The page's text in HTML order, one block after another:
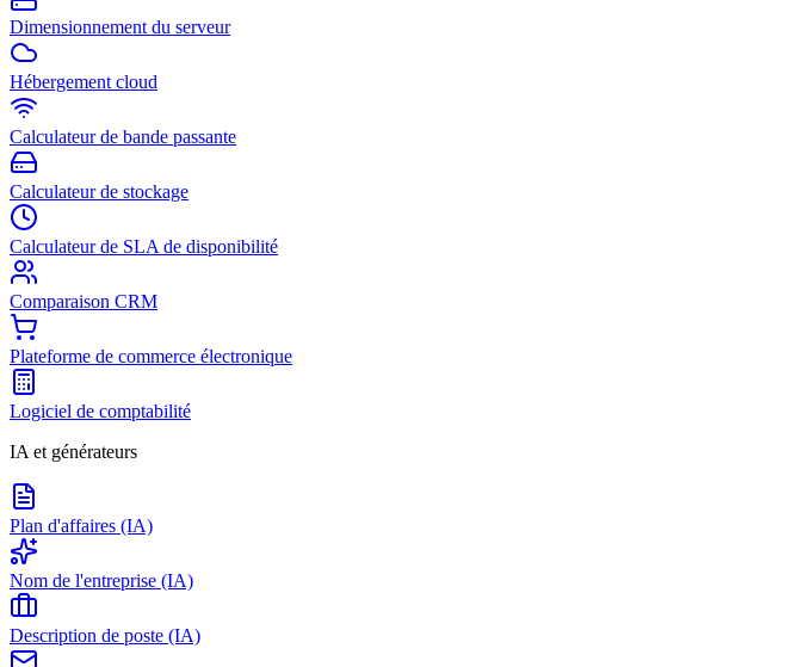
Dimensionnement du serveur
Hébergement cloud
Calculateur de bande passante
Calculateur de stockage
Calculateur de SLA de disponibilité
Comparaison CRM
Plateforme de commerce électronique
Logiciel de comptabilité
IA et générateurs
Plan d'affaires (IA)
Nom de l'entreprise (IA)
Description de poste (IA)